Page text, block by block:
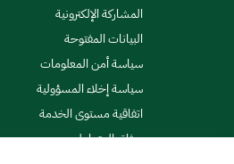
المشاركة الإلكترونية
البيانات المفتوحة
سياسة أمن المعلومات
سياسة إخلاء المسؤولية
اتفاقية مستوى الخدمة
ميثاق المتعاملين